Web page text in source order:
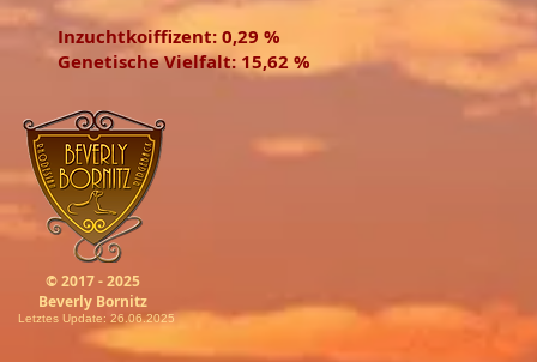
Inzuchtkoiffizent: 0,29 %
Genetische Vielfalt: 15,62 %
© 2017 - 2025
Beverly Bornitz
Letztes Update: 26.06.2025